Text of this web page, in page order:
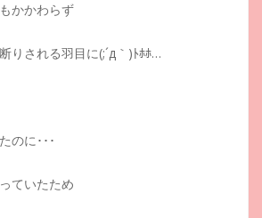
かかわらず
りされる羽目に(;´д｀)ﾄﾎﾎ…
のに･･･
ていたため